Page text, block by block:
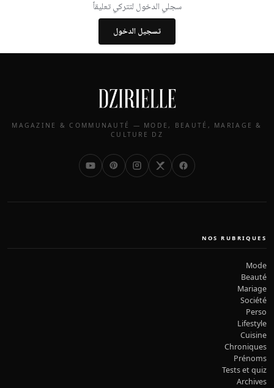
سجلي الدخول لتتركي تعليقاً
تسجيل الدخول
MAGAZINE & COMMUNAUTÉ — MODE, BEAUTÉ, MARIAGE &
CULTURE DZ
NOS RUBRIQUES
Mode
Beauté
Mariage
Société
Perso
Lifestyle
Cuisine
Chroniques
Prénoms
Tests et quiz
Archives